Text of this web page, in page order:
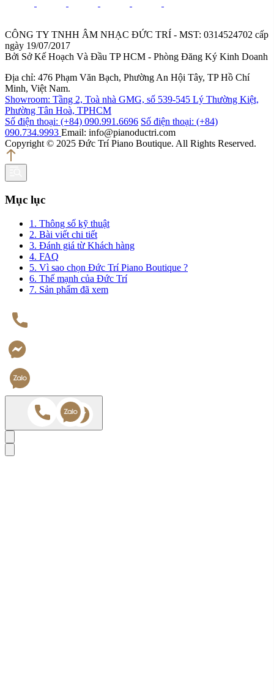
CÔNG TY TNHH ÂM NHẠC ĐỨC TRÍ - MST: 0314524702 cấp
ngày 19/07/2017
Bởi Sở Kế Hoạch Và Đầu TP HCM - Phòng Đăng Ký Kinh Doanh
Địa chỉ: 476 Phạm Văn Bạch, Phường An Hội Tây, TP Hồ Chí
Minh, Việt Nam.
Showroom: Tầng 2, Toà nhà GMG, số 539-545 Lý Thường Kiệt,
Phường Tân Hoà, TPHCM
Số điện thoại: (+84) 090.991.6696 Số điện thoại: (+84)
090.734.9993 Email: info@pianoductri.com
Copyright © 2025 Đức Trí Piano Boutique. All Rights Reserved.
Mục lục
1. Thông số kỹ thuật
2. Bài viết chi tiết
3. Đánh giá từ Khách hàng
4. FAQ
5. Vì sao chọn Đức Trí Piano Boutique ?
6. Thế mạnh của Đức Trí
7. Sản phẩm đã xem